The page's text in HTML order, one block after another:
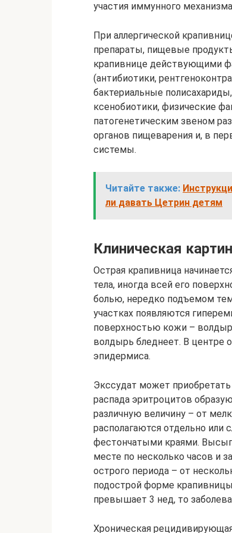
участия иммунного
При аллергической
препараты, пищевые
крапивнице действующими
(антибиотики,
бактериальные
ксенобиотики, физические
патогенетическим звеном
органов пищеварения и, в
системы.
Читайте также:
ли давать Цетрин детям
Клиническая
Острая крапивница
тела, иногда всей его
болью, нередко подъемом
участках появляются
поверхностью кожи –
волдырь бледнеет. В центре
эпидермиса.
Экссудат может приобретать
распада эритроцитов
различную величину – от
располагаются отдельно или
фестончатыми краями.
месте по несколько часов и
острого периода – от
подострой форме
превышает 3 нед, то
Хроническая